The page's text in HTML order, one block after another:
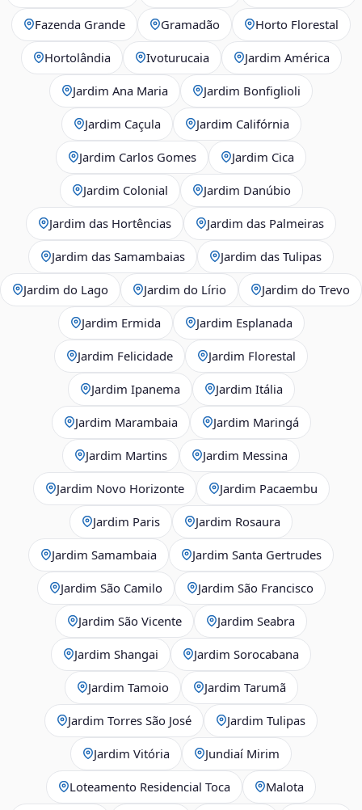
Fazenda Grande Gramadão Horto Florestal
Hortolândia Ivoturucaia Jardim América
Jardim Ana Maria Jardim Bonfiglioli
Jardim Caçula Jardim Califórnia
Jardim Carlos Gomes Jardim Cica
Jardim Colonial Jardim Danúbio
Jardim das Hortências Jardim das Palmeiras
Jardim das Samambaias Jardim das Tulipas
Jardim do Lago Jardim do Lírio Jardim do Trevo
Jardim Ermida Jardim Esplanada
Jardim Felicidade Jardim Florestal
Jardim Ipanema Jardim Itália
Jardim Marambaia Jardim Maringá
Jardim Martins Jardim Messina
Jardim Novo Horizonte Jardim Pacaembu
Jardim Paris Jardim Rosaura
Jardim Samambaia Jardim Santa Gertrudes
Jardim São Camilo Jardim São Francisco
Jardim São Vicente Jardim Seabra
Jardim Shangai Jardim Sorocabana
Jardim Tamoio Jardim Tarumã
Jardim Torres São José Jardim Tulipas
Jardim Vitória Jundiaí Mirim
Loteamento Residencial Toca Malota